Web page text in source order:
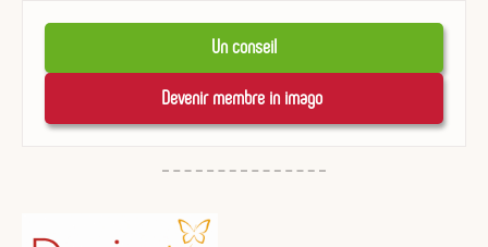
Un conseil
Devenir membre in imago